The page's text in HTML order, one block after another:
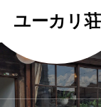
ユーカリ荘